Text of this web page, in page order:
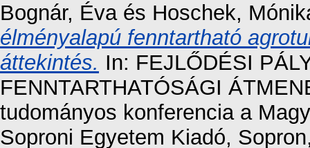
Bognár, Évaés Hoschek,
élményalapú fenntartható
áttekintés. In: FEJLŐDÉSI
FENNTARTHATÓSÁGI
tudományos konferencia a
Soproni Egyetem Kiadó,